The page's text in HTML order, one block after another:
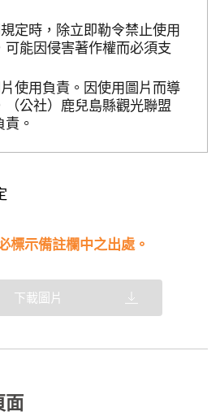
定時，除立即勒令禁止使用
可能因侵害著作權而必須支
使用負責。因使用圖片而導
（公社）鹿兒島縣觀光聯盟
。
標示備註欄中之出處。
下載圖片
面